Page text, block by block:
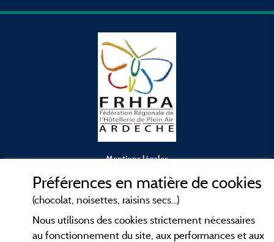
Mentions légales
Contact
Préférences en matière de cookies
(chocolat, noisettes, raisins secs...)
Nous utilisons des cookies strictement nécessaires
au fonctionnement du site, aux performances et aux